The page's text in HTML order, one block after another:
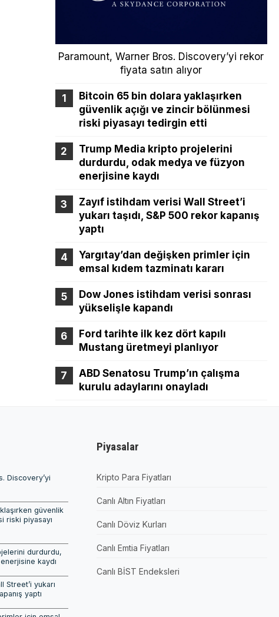
Paramount, Warner Bros. Discovery’yi rekor
fiyata satın alıyor
Bitcoin 65 bin dolara yaklaşırken
güvenlik açığı ve zincir bölünmesi
riski piyasayı tedirgin etti
Trump Media kripto projelerini
durdurdu, odak medya ve füzyon
enerjisine kaydı
Zayıf istihdam verisi Wall Street’i
yukarı taşıdı, S&P 500 rekor kapanış
yaptı
Yargıtay’dan değişken primler için
emsal kıdem tazminatı kararı
Dow Jones istihdam verisi sonrası
yükselişle kapandı
Ford tarihte ilk kez dört kapılı
Mustang üretmeyi planlıyor
ABD Senatosu Trump’ın çalışma
kurulu adaylarını onayladı
Discovery’yi
güvenlik
riski piyasayı
durdurdu,
kaydı
Street’i yukarı
yaptı
Piyasalar
Kripto Para Fiyatları
Canlı Altın Fiyatları
Canlı Döviz Kurları
Canlı Emtia Fiyatları
Canlı BİST Endeksleri